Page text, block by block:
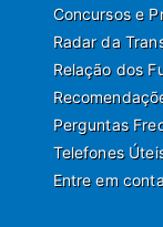
Concursos e
Radar da
Relação dos
Perguntas
Telefones
Entre em